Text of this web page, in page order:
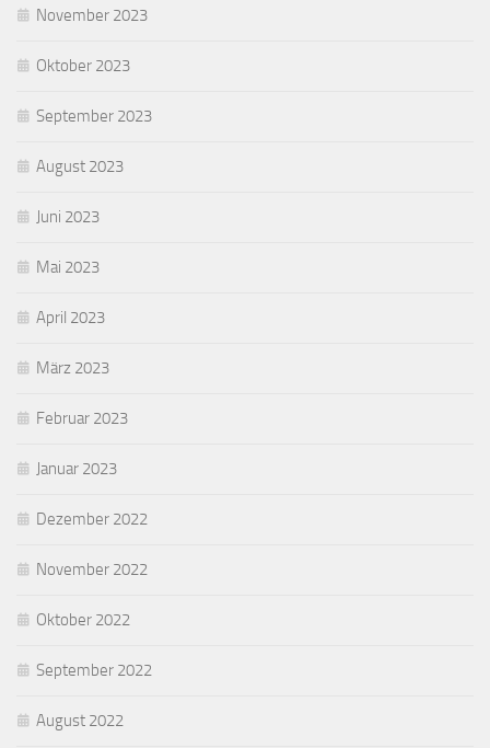
November 2023
Oktober 2023
September 2023
August 2023
Juni 2023
Mai 2023
April 2023
März 2023
Februar 2023
Januar 2023
Dezember 2022
November 2022
Oktober 2022
September 2022
August 2022